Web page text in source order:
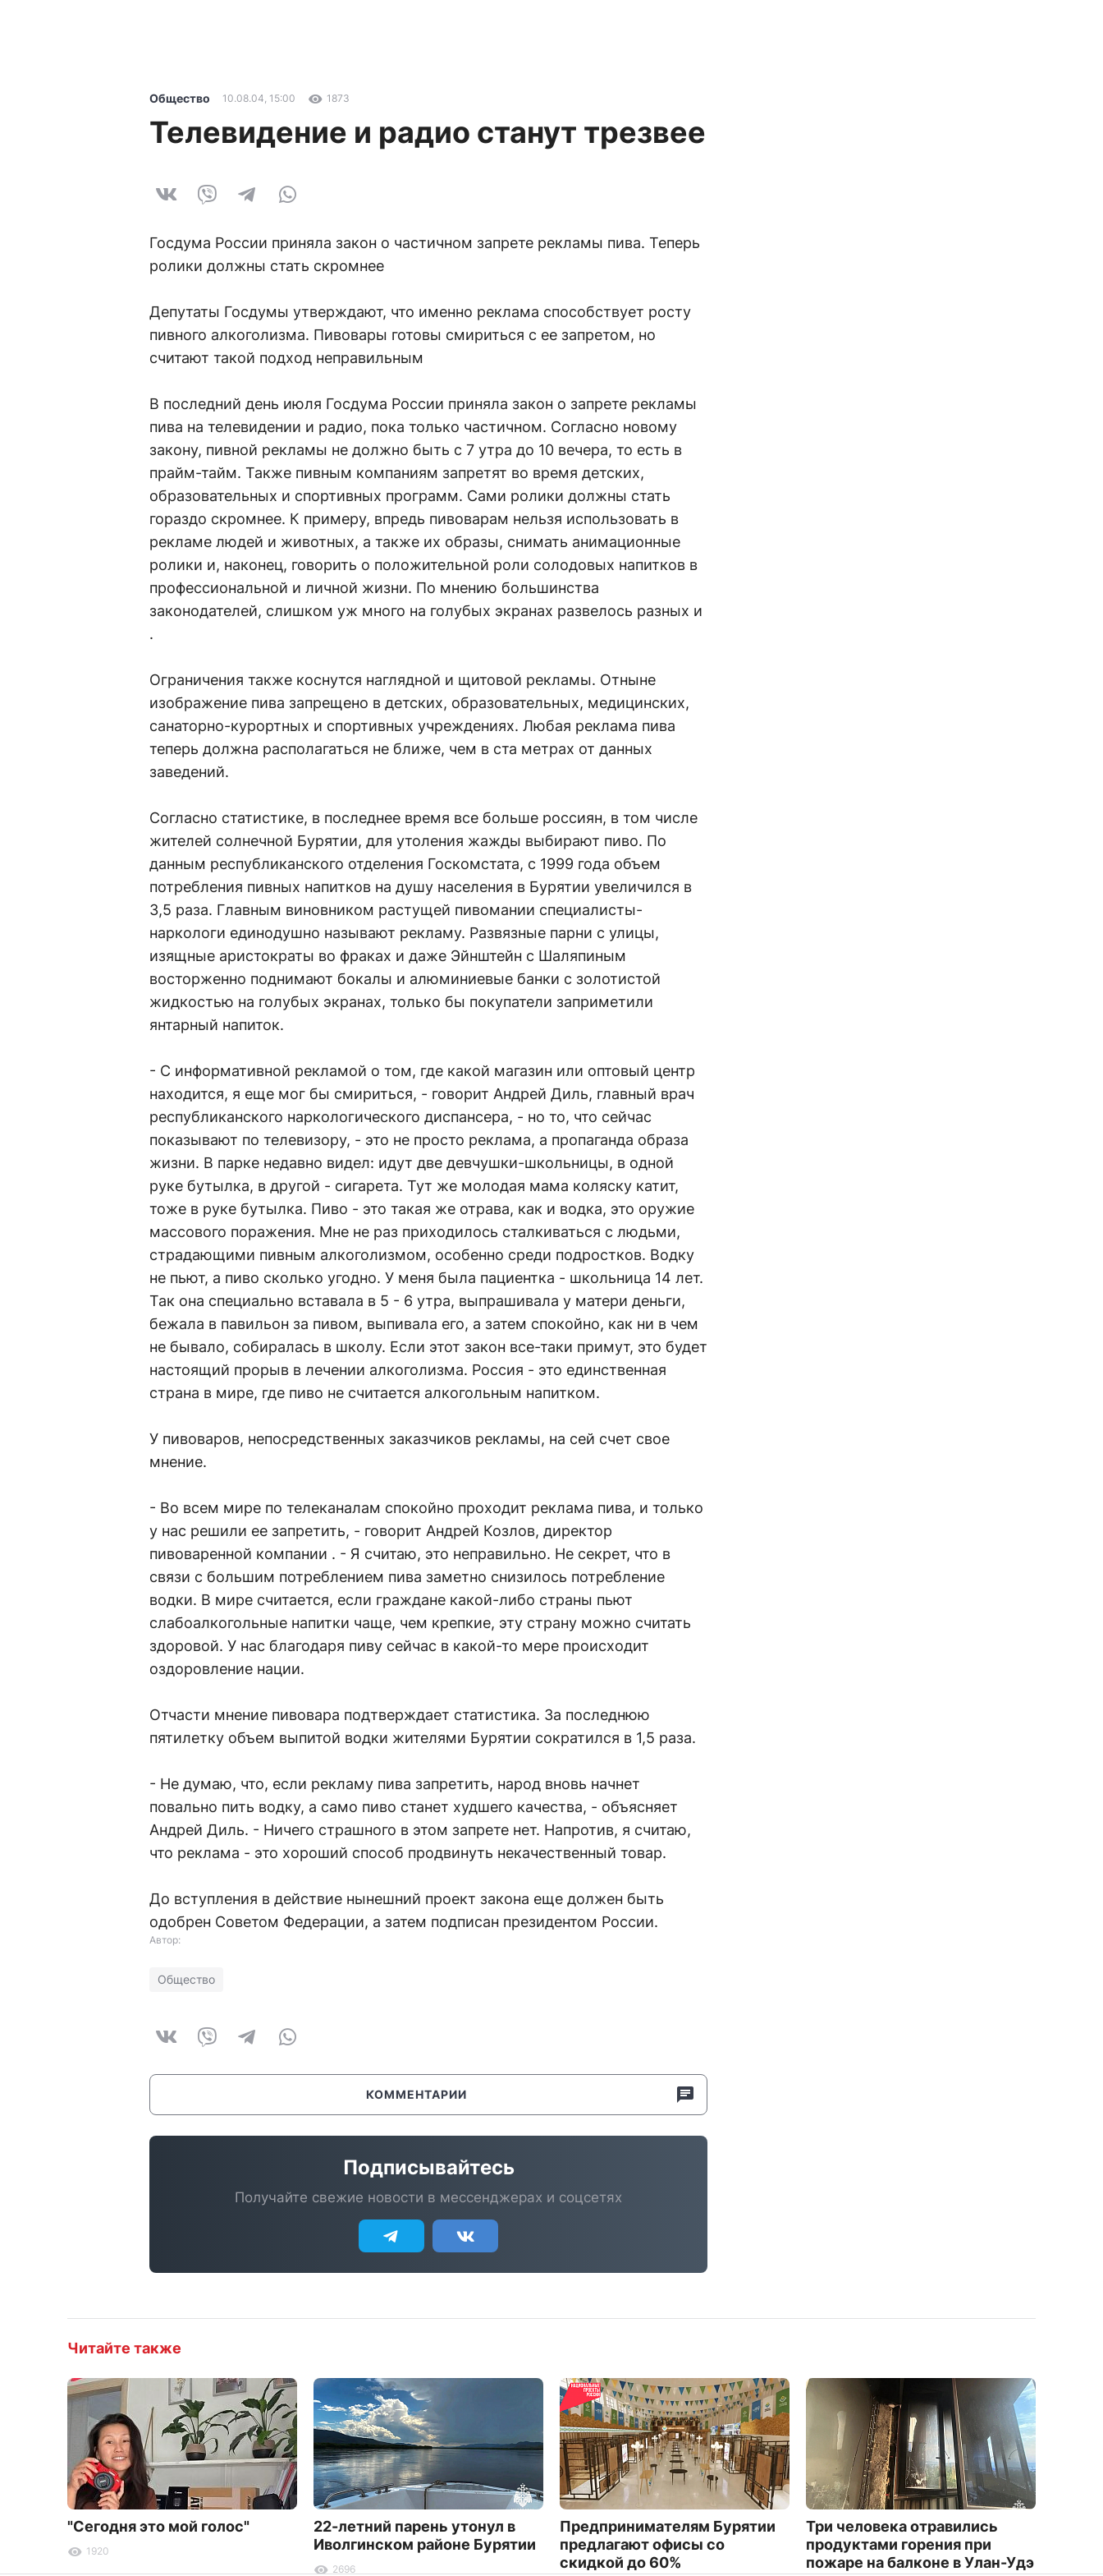
Общество 10.08.04, 15:00 1873
Телевидение и радио станут трезвее
Госдума России приняла закон о частичном запрете рекламы пива. Теперь
ролики должны стать скромнее
Депутаты Госдумы утверждают, что именно реклама способствует росту
пивного алкоголизма. Пивовары готовы смириться с ее запретом, но
считают такой подход неправильным
В последний день июля Госдума России приняла закон о запрете рекламы
пива на телевидении и радио, пока только частичном. Согласно новому
закону, пивной рекламы не должно быть с 7 утра до 10 вечера, то есть в
прайм-тайм. Также пивным компаниям запретят во время детских,
образовательных и спортивных программ. Сами ролики должны стать
гораздо скромнее. К примеру, впредь пивоварам нельзя использовать в
рекламе людей и животных, а также их образы, снимать анимационные
ролики и, наконец, говорить о положительной роли солодовых напитков в
профессиональной и личной жизни. По мнению большинства
законодателей, слишком уж много на голубых экранах развелось разных и
.
Ограничения также коснутся наглядной и щитовой рекламы. Отныне
изображение пива запрещено в детских, образовательных, медицинских,
санаторно-курортных и спортивных учреждениях. Любая реклама пива
теперь должна располагаться не ближе, чем в ста метрах от данных
заведений.
Согласно статистике, в последнее время все больше россиян, в том числе
жителей солнечной Бурятии, для утоления жажды выбирают пиво. По
данным республиканского отделения Госкомстата, с 1999 года объем
потребления пивных напитков на душу населения в Бурятии увеличился в
3,5 раза. Главным виновником растущей пивомании специалисты-
наркологи единодушно называют рекламу. Развязные парни с улицы,
изящные аристократы во фраках и даже Эйнштейн с Шаляпиным
восторженно поднимают бокалы и алюминиевые банки с золотистой
жидкостью на голубых экранах, только бы покупатели заприметили
янтарный напиток.
- С информативной рекламой о том, где какой магазин или оптовый центр
находится, я еще мог бы смириться, - говорит Андрей Диль, главный врач
республиканского наркологического диспансера, - но то, что сейчас
показывают по телевизору, - это не просто реклама, а пропаганда образа
жизни. В парке недавно видел: идут две девчушки-школьницы, в одной
руке бутылка, в другой - сигарета. Тут же молодая мама коляску катит,
тоже в руке бутылка. Пиво - это такая же отрава, как и водка, это оружие
массового поражения. Мне не раз приходилось сталкиваться с людьми,
страдающими пивным алкоголизмом, особенно среди подростков. Водку
не пьют, а пиво сколько угодно. У меня была пациентка - школьница 14 лет.
Так она специально вставала в 5 - 6 утра, выпрашивала у матери деньги,
бежала в павильон за пивом, выпивала его, а затем спокойно, как ни в чем
не бывало, собиралась в школу. Если этот закон все-таки примут, это будет
настоящий прорыв в лечении алкоголизма. Россия - это единственная
страна в мире, где пиво не считается алкогольным напитком.
У пивоваров, непосредственных заказчиков рекламы, на сей счет свое
мнение.
- Во всем мире по телеканалам спокойно проходит реклама пива, и только
у нас решили ее запретить, - говорит Андрей Козлов, директор
пивоваренной компании . - Я считаю, это неправильно. Не секрет, что в
связи с большим потреблением пива заметно снизилось потребление
водки. В мире считается, если граждане какой-либо страны пьют
слабоалкогольные напитки чаще, чем крепкие, эту страну можно считать
здоровой. У нас благодаря пиву сейчас в какой-то мере происходит
оздоровление нации.
Отчасти мнение пивовара подтверждает статистика. За последнюю
пятилетку объем выпитой водки жителями Бурятии сократился в 1,5 раза.
- Не думаю, что, если рекламу пива запретить, народ вновь начнет
повально пить водку, а само пиво станет худшего качества, - объясняет
Андрей Диль. - Ничего страшного в этом запрете нет. Напротив, я считаю,
что реклама - это хороший способ продвинуть некачественный товар.
До вступления в действие нынешний проект закона еще должен быть
одобрен Советом Федерации, а затем подписан президентом России.
Автор:
Общество
КОММЕНТАРИИ
Подписывайтесь
Получайте свежие новости в мессенджерах и соцсетях
Читайте также
"Сегодня это мой голос"
1920
22-летний парень утонул в
Иволгинском районе Бурятии
2696
Предпринимателям Бурятии
предлагают офисы со
скидкой до 60%
Три человека отравились
продуктами горения при
пожаре на балконе в Улан-Удэ